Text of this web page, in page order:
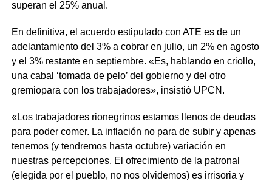
superan el 25% anual.
En definitiva, el acuerdo estipulado con ATE es de un
adelantamiento del 3% a cobrar en julio, un 2% en agosto
y el 3% restante en septiembre. «Es, hablando en criollo,
una cabal ‘tomada de pelo’ del gobierno y del otro
gremiopara con los trabajadores», insistió UPCN.
«Los trabajadores rionegrinos estamos llenos de deudas
para poder comer. La inflación no para de subir y apenas
tenemos (y tendremos hasta octubre) variación en
nuestras percepciones. El ofrecimiento de la patronal
(elegida por el pueblo, no nos olvidemos) es irrisoria y